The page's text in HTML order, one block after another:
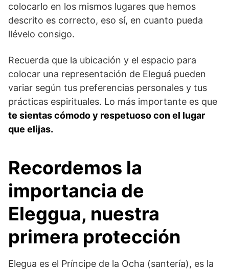
colocarlo en los mismos lugares que hemos
descrito es correcto, eso sí, en cuanto pueda
llévelo consigo.
Recuerda que la ubicación y el espacio para
colocar una representación de Eleguá pueden
variar según tus preferencias personales y tus
prácticas espirituales. Lo más importante es que
te sientas cómodo y respetuoso con el lugar
que elijas.
Recordemos la
importancia de
Eleggua, nuestra
primera protección
Elegua es el Príncipe de la Ocha (santería), es la